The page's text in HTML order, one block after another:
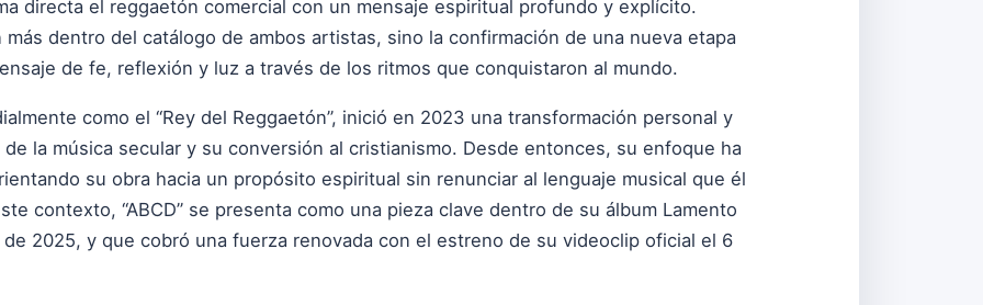
directa el reggaetón comercial con un mensaje espiritual profundo y explícito.
más dentro del catálogo de ambos artistas, sino la confirmación de una nueva etapa
de fe, reflexión y luz a través de los ritmos que conquistaron al mundo.
como el “Rey del Reggaetón”, inició en 2023 una transformación personal y
la música secular y su conversión al cristianismo. Desde entonces, su enfoque ha
su obra hacia un propósito espiritual sin renunciar al lenguaje musical que él
contexto, “ABCD” se presenta como una pieza clave dentro de su álbum Lamento
2025, y que cobró una fuerza renovada con el estreno de su videoclip oficial el 6